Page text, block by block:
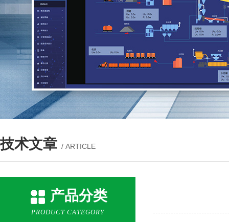
技术文章 / ARTICLE
产品分类
PRODUCT CATEGORY